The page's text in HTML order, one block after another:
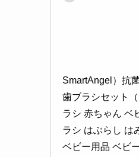
SmartAngel）抗
歯ブラシセット
ラシ 赤ちゃん ベ
ラシ はぶらし は
ベビー用品 ベビ